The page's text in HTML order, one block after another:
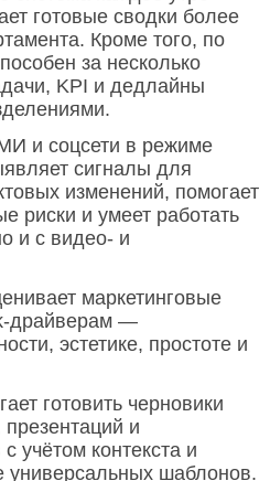
готовые сводки более
Кроме того, по
за несколько
KPI и дедлайны
и соцсети в режиме
сигналы для
изменений, помогает
риски и умеет работать
и с видео- и
маркетинговые
драйверам —
эстетике, простоте и
готовить черновики
и
учётом контекста и
универсальных шаблонов.